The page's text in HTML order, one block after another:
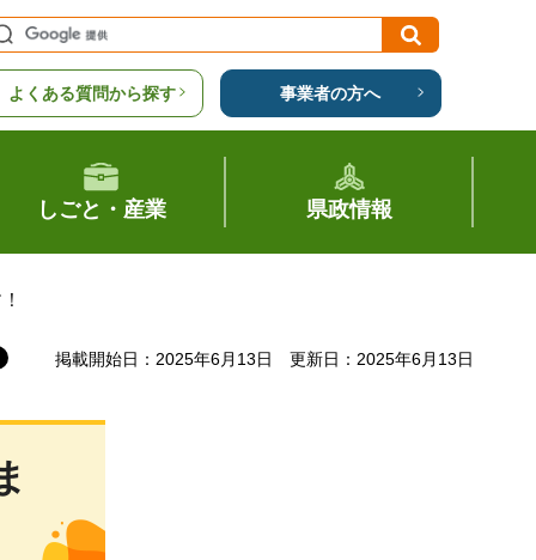
よくある質問から探す 事業者の方へ
しごと・産業 県政情報
掲載開始日：2025年6月13日 更新日：2025年6月13日